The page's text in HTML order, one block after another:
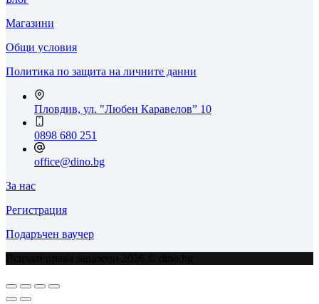
Магазини
Общи условия
Политика по защита на личните данни
Пловдив, ул. "Любен Каравелов” 10
0898 680 251
office@dino.bg
За нас
Регистрация
Подаръчен ваучер